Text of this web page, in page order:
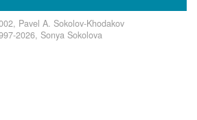
Pavel A. Sokolov-Khodakov
2026, Sonya Sokolova